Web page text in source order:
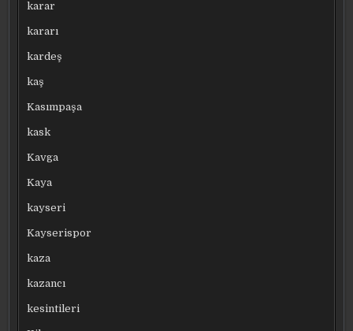
karar
kararı
kardeş
kaş
Kasımpaşa
kask
Kavga
Kaya
kayseri
Kayserispor
kaza
kazancı
kesintileri